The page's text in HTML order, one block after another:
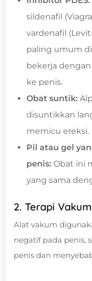
sildenafil
vardenafil
paling umum
bekerja
ke penis.
Obat suntik:
disuntikkan
memicu ereksi.
Pil atau gel
penis: Obat ini
yang sama
2. Terapi Vakum
Alat vakum
negatif pada penis,
penis dan